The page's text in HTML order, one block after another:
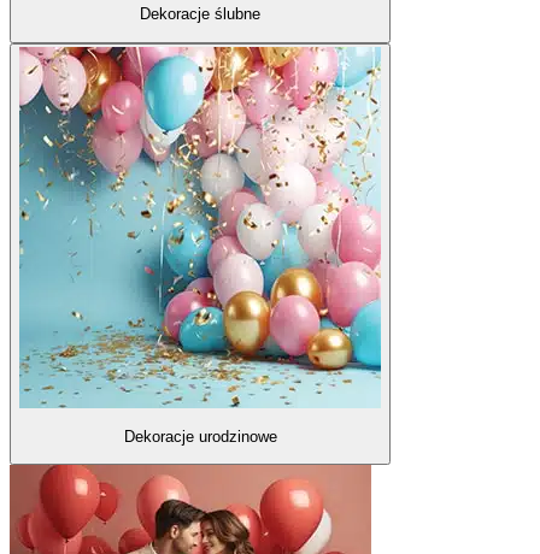
Dekoracje ślubne
Dekoracje urodzinowe